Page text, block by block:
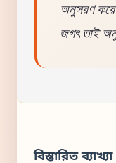
অনুসরণ
জগৎ তাই
বিস্তারিত ব্যাখ্যা